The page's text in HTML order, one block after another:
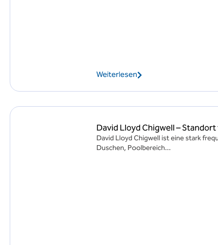
Weiterlesen
David Lloyd Chigwell –
David Lloyd Chigwell ist eine stark
Duschen, Poolbereich...